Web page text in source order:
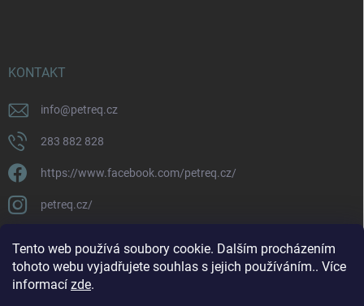
Tento web používá soubory cookie. Dalším procházením
tohoto webu vyjadřujete souhlas s jejich používáním.. Více
informací zde.
KONTAKT
info@petreq.cz
283 882 828
https://www.facebook.com/petreq.cz/
petreq.cz/